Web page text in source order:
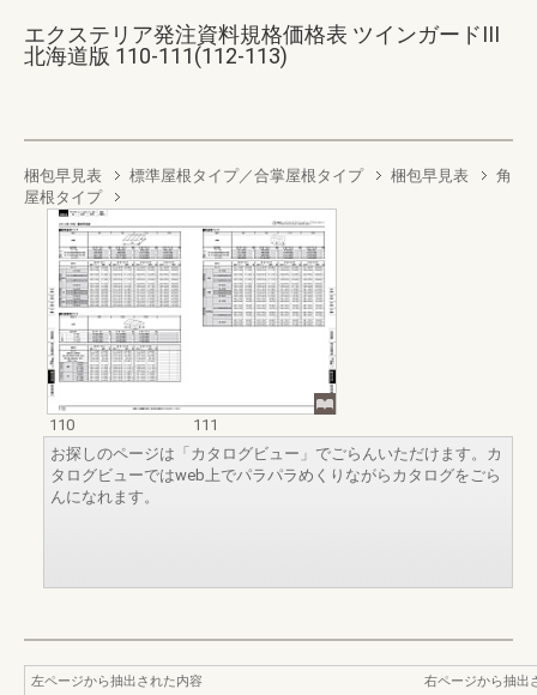
エクステリア発注資料規格価格表 ツインガードIII
北海道版 110-111(112-113)
梱包早見表 標準屋根タイプ／合掌屋根タイプ 梱包早見表
角
屋根タイプ
110
111
お探しのページは「カタログビュー」でごらんいただけます。カ
タログビューではweb上でパラパラめくりながらカタログをごら
んになれます。
左ページから抽出された内容
右ページから抽出